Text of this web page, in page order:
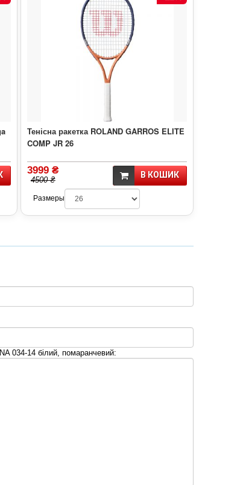
Тенісна ракетка ROLAND GARROS ELITE
COMP JR 26
3999 ₴
4500 ₴
В КОШИК
Размеры
034-14 білий, помаранчевий: